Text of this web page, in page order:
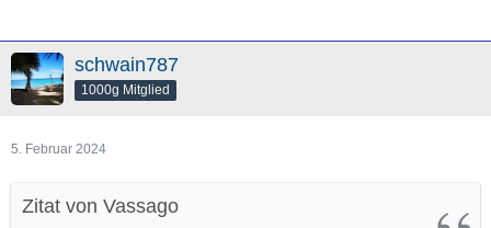
schwain787
1000g Mitglied
5. Februar 2024
Zitat von Vassago